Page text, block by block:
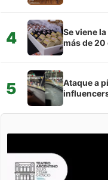
4
Se viene
más de 20
5
Ataque a